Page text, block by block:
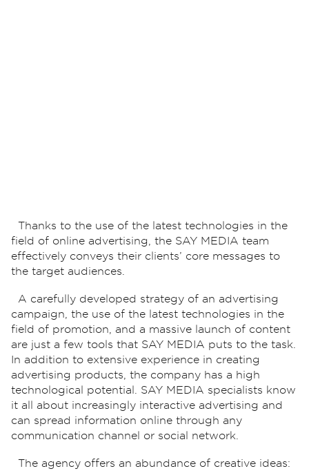
Thanks to the use of the latest technologies in the
field of online advertising, the SAY MEDIA team
effectively conveys their clients’ core messages to
the target audiences.
A carefully developed strategy of an advertising
campaign, the use of the latest technologies in the
field of promotion, and a massive launch of content
are just a few tools that SAY MEDIA puts to the task.
In addition to extensive experience in creating
advertising products, the company has a high
technological potential. SAY MEDIA specialists know
it all about increasingly interactive advertising and
can spread information online through any
communication channel or social network.
The agency offers an abundance of creative ideas: